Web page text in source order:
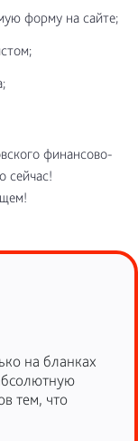
форму на сайте;
финансово-
сейчас!
на бланках
тем, что